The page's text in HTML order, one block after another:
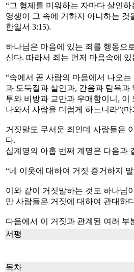
“그 형제를 미워하는 자마다 살인
영생이 그 속에 거하지 아니하는 것
한일서 3:15).
하나님은 마음에 있는 죄를 행동으
신다. 따라서 죄는 먼저 마음속에 있
“속에서 곧 사람의 마음에서 나오
과 도둑질과 살인과, 간음과 탐욕과
투와 비방과 교만과 우매함이니, 이
나와서 사람을 더럽게 하느니라”(마
거짓말도 무서운 죄인데 사람들은
다.
십계명의 아홉 번째 계명은 다음과
“네 이웃에 대하여 거짓 증거하지
이와 같이 거짓말하는 것도 하나님
만 사람들은 거짓에 대하여 관대하
다음에서 이 거짓과 관계된 여러 부
서평
목차